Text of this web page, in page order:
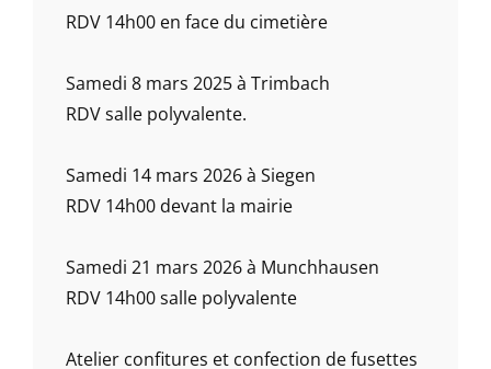
RDV 14h00 en face du cimetière
Samedi 8 mars 2025 à Trimbach
RDV salle polyvalente.
Samedi 14 mars 2026 à Siegen
RDV 14h00 devant la mairie
Samedi 21 mars 2026 à Munchhausen
RDV 14h00 salle polyvalente
Atelier confitures et confection de fusettes